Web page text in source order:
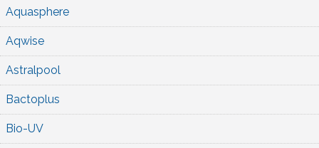
Aquasphere
Aqwise
Astralpool
Bactoplus
Bio-UV